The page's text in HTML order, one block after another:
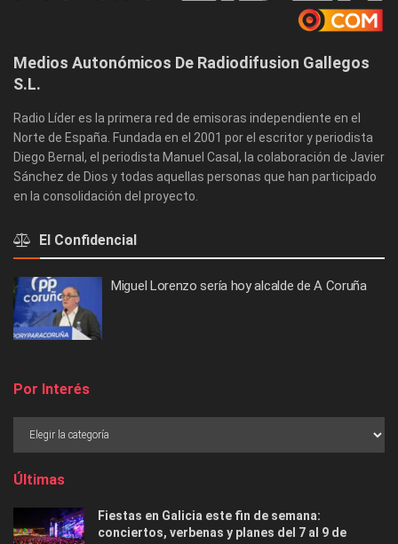
Medios Autonómicos De Radiodifusion Gallegos
S.L.
Radio Líder es la primera red de emisoras independiente en el
Norte de España. Fundada en el 2001 por el escritor y periodista
Diego Bernal, el periodista Manuel Casal, la colaboración de Javier
Sánchez de Dios y todas aquellas personas que han participado
en la consolidación del proyecto.
El Confidencial
Miguel Lorenzo sería hoy alcalde de A Coruña
Por Interés
Últimas
Fiestas en Galicia este fin de semana:
conciertos, verbenas y planes del 7 al 9 de